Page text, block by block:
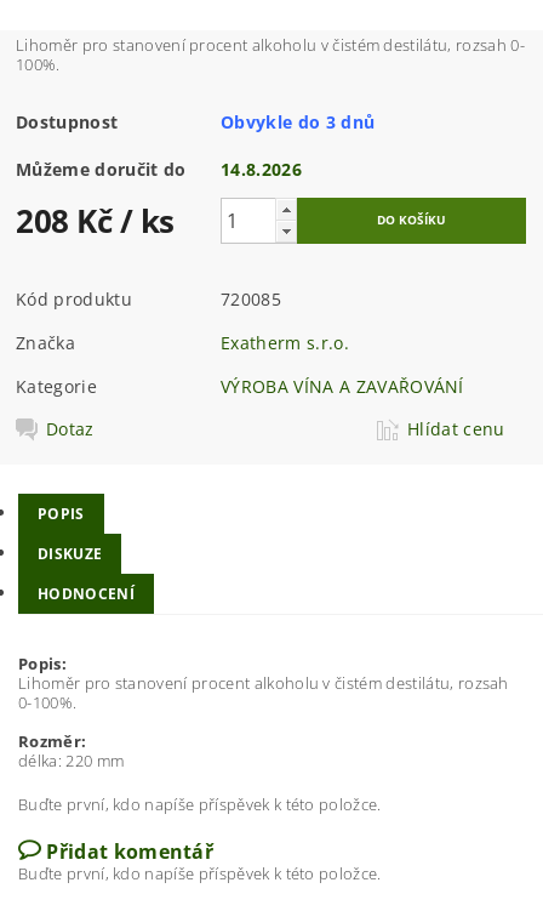
Lihoměr pro stanovení procent alkoholu v čistém destilátu, rozsah 0-
100%.
Dostupnost Obvykle do 3 dnů
Můžeme doručit do 14.8.2026
208 Kč/ ks
Kód produktu
720085
Značka
Exatherm s.r.o.
Kategorie
VÝROBA VÍNA A ZAVAŘOVÁNÍ
Dotaz
Hlídat cenu
POPIS
DISKUZE
HODNOCENÍ
Popis:
Lihoměr pro stanovení procent alkoholu v čistém destilátu, rozsah
0-100%.
Rozměr:
délka: 220 mm
Buďte první, kdo napíše příspěvek k této položce.
Přidat komentář
Buďte první, kdo napíše příspěvek k této položce.